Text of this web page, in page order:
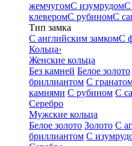
жемчугомС изумрудомС
клеверомС рубиномС
Тип замка
С английским замкомС
Кольца›
Женские кольца
Без камней Белое золото
бриллиантом С
камнями С рубином С
Серебро
Мужские кольца
Белое золото Золото С
бриллиантом С